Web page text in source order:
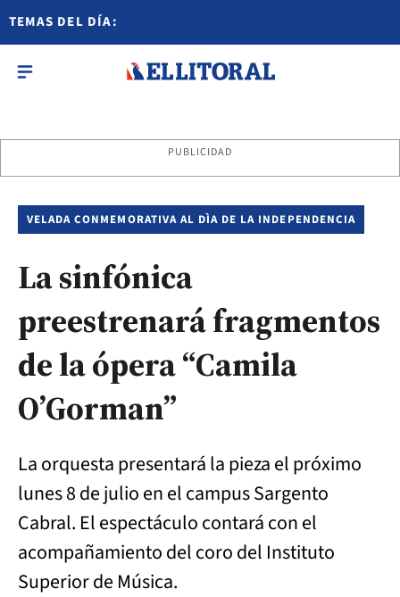
TEMAS DEL DÍA:
PUBLICIDAD
VELADA CONMEMORATIVA AL DÌA DE LA INDEPENDENCIA
La sinfónica
preestrenará fragmentos
de la ópera “Camila
O’Gorman”
La orquesta presentará la pieza el próximo
lunes 8 de julio en el campus Sargento
Cabral. El espectáculo contará con el
acompañamiento del coro del Instituto
Superior de Música.